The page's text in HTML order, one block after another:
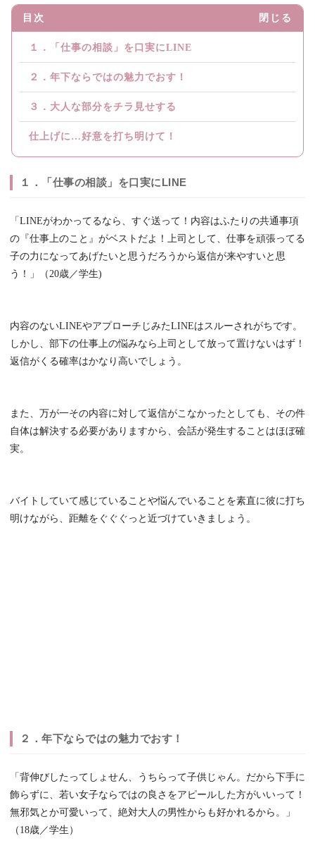
目次 閉じる
１．「仕事の相談」を口実にLINE
２．年下ならではの魅力でおす！
３．大人な部分をチラ見せする
仕上げに…好意を打ち明けて！
１．「仕事の相談」を口実にLINE
「LINEがわかってるなら、すぐ送って！内容はふたりの共通事項
の『仕事上のこと』がベストだよ！上司として、仕事を頑張ってる
子の力になってあげたいと思うだろうから返信が来やすいと思
う！」（20歳／学生)
内容のないLINEやアプローチじみたLINEはスルーされがちです。
しかし、部下の仕事上の悩みなら上司として放って置けないはず！
返信がくる確率はかなり高いでしょう。
また、万が一その内容に対して返信がこなかったとしても、その件
自体は解決する必要がありますから、会話が発生することはほぼ確
実。
バイトしていて感じていることや悩んでいることを素直に彼に打ち
明けながら、距離をぐぐぐっと近づけていきましょう。
２．年下ならではの魅力でおす！
「背伸びしたってしょせん、うちらって子供じゃん。だから下手に
飾らずに、若い女子ならではの良さをアピールした方がいいって！
無邪気とか可愛いって、絶対大人の男性からも好かれるから。」
（18歳／学生）